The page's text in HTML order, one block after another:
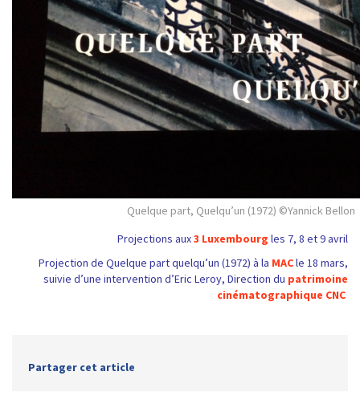
Quelque part, Quelqu’un (1972) ©Yannick Bellon
Projections aux3 Luxembourg les 7, 8 et 9 avril
Projection de Quelque part quelqu’un (1972) à la MACle 18 mars,
suivie d’une intervention d’Eric Leroy, Direction du patrimoine
cinématographique CNC
Partager cet article